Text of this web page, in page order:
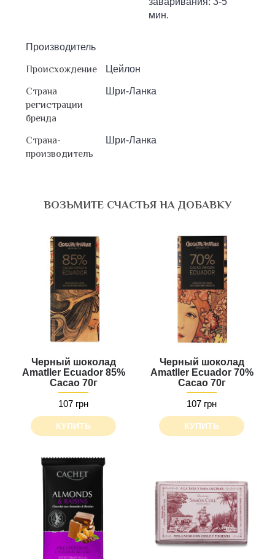
мин.
Производитель
Происхождение Цейлон
Страна
регистрации
бренда
Шри-Ланка
Страна-
производитель
Шри-Ланка
ВОЗЬМИТЕ СЧАСТЬЯ НА ДОБАВКУ
Черный шоколад
Amatller Ecuador 85%
Cacao 70г
107 грн
КУПИТЬ
Черный шоколад
Amatller Ecuador 70%
Cacao 70г
107 грн
КУПИТЬ